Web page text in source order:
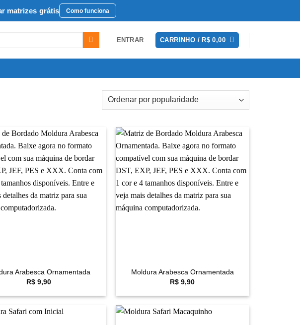
matrizes grátis Como funciona
ENTRAR CARRINHO /R$ 0,00
Favoritar
Arabesca Ornamentada
R$ 9,90
Favoritar
Moldura Arabesca Ornamentada
R$ 9,90